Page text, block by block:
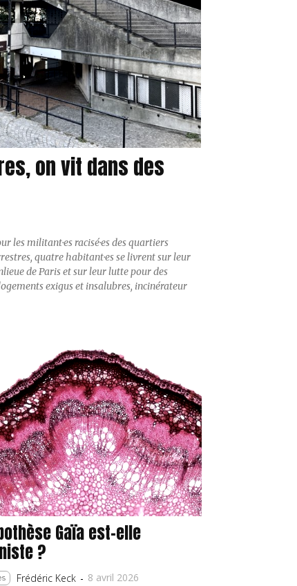
on vit dans des
les militant·es racisé·es des quartiers
quatre habitant·es se livrent sur leur
de Paris et sur leur lutte pour des
exigus et insalubres, incinérateur
Gaïa est-elle
?
Frédéric Keck - 8 avril 2026